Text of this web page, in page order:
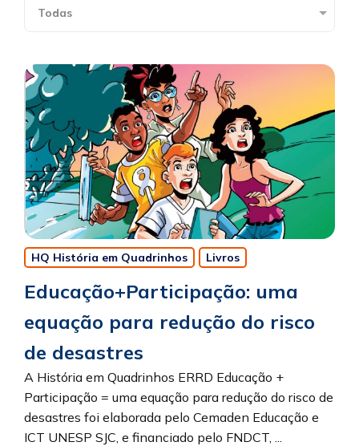
HQ História em Quadrinhos Livros
Educação+Participação: uma
equação para redução do risco
de desastres
A História em Quadrinhos ERRD Educação +
Participação = uma equação para redução do risco de
desastres foi elaborada pelo Cemaden Educação e
ICT UNESP SJC, e financiado pelo FNDCT, ...